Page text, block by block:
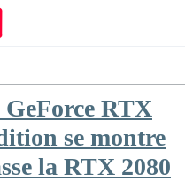
RTX
se montre
la RTX 2080